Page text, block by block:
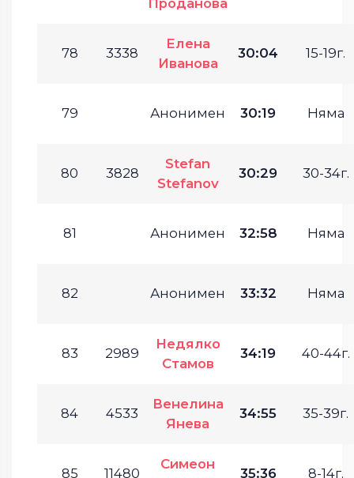
78 3338
Елена
Иванова
30:04 15-19г.
79 Анонимен 30:19 Няма
80 3828
Stefan
Stefanov
30:29 30-34г.
81 Анонимен 32:58 Няма
82 Анонимен 33:32 Няма
83 2989
Недялко
Стамов
34:19 40-44г.
84 4533
Венелина
Янева
34:55 35-39г.
85 11480
Симеон
35:36 8-14г.